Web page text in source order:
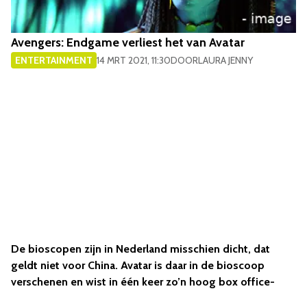
​Avengers: Endgame verliest het van Avatar
ENTERTAINMENT 14 MRT 2021, 11:30DOORLAURA JENNY
De bioscopen zijn in Nederland misschien dicht, dat
geldt niet voor China. Avatar is daar in de bioscoop
verschenen en wist in één keer zo’n hoog box office-